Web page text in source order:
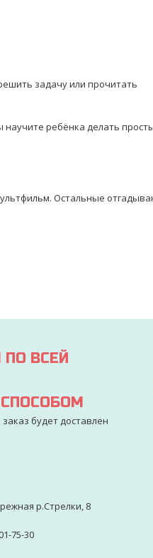
задачу или прочитать
ребёнка делать
Остальные
ВСЕЙ
будет доставлен
р.Стрелки, 8
75-30